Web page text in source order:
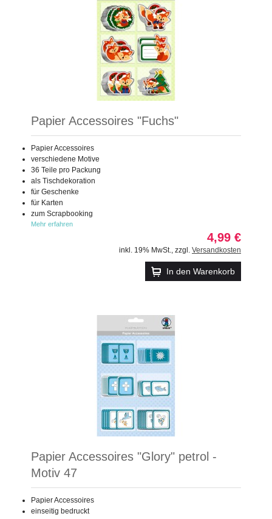
Papier Accessoires "Fuchs"
Papier Accessoires
verschiedene Motive
36 Teile pro Packung
als Tischdekoration
für Geschenke
für Karten
zum Scrapbooking
Mehr erfahren
4,99 €
inkl. 19% MwSt. zzgl. Versandkosten
In den Warenkorb
Papier Accessoires "Glory" petrol -
Motiv 47
Papier Accessoires
einseitig bedruckt